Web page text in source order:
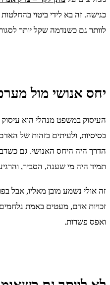
כגישה. זה בא לידי ביטוי
לוותר גם כשנדמה שקל יותר
יחס אנושי מול
העיסוק במשפט מנהלי הוא עיסוק
בסיסיות, ולעיתים בזהות של
הדרך היה היחס האנושי. גם
תמיד היה מי שענה, הסביר,
זה אולי נשמע מובן מאליו, אבל
זכויות אדם, מעטים באמת
ואפס פשרות.